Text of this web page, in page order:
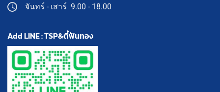
จันทร์ - เสาร์ 9.00 - 18.00
Add LINE : TSP&ตี๋ฟันทอง